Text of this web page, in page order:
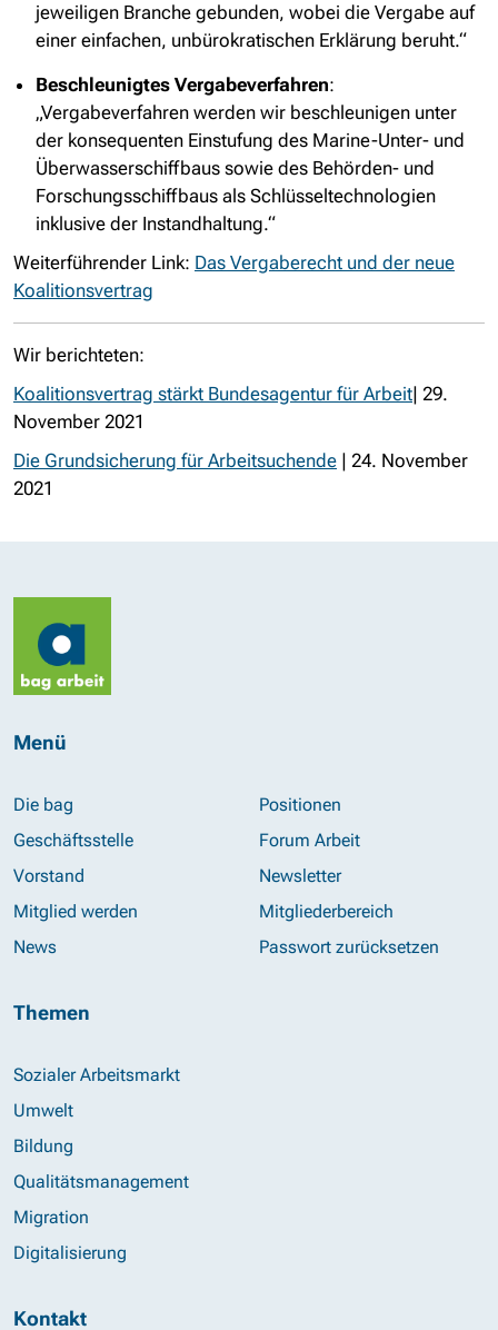
jeweiligen Branche gebunden, wobei die Vergabe auf
einer einfachen, unbürokratischen Erklärung beruht.“
Beschleunigtes Vergabeverfahren:
„Vergabeverfahren werden wir beschleunigen unter
der konsequenten Einstufung des Marine-Unter- und
Überwasserschiffbaus sowie des Behörden- und
Forschungsschiffbaus als Schlüsseltechnologien
inklusive der Instandhaltung.“
Weiterführender Link: Das Vergaberecht und der neue
Koalitionsvertrag
Wir berichteten:
Koalitionsvertrag stärkt Bundesagentur für Arbeit| 29.
November 2021
Die Grundsicherung für Arbeitsuchende | 24. November
2021
Menü
Die bag
Geschäftsstelle
Vorstand
Mitglied werden
News
Positionen
Forum Arbeit
Newsletter
Mitgliederbereich
Passwort zurücksetzen
Themen
Sozialer Arbeitsmarkt
Umwelt
Bildung
Qualitätsmanagement
Migration
Digitalisierung
Kontakt